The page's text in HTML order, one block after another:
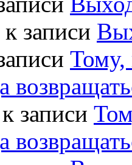
записи
Тому,
записи